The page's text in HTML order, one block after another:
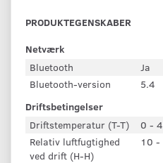
PRODUKTEGENSKABER
Netværk
Bluetooth
Ja
Bluetooth-version
5.4
Driftsbetingelser
Driftstemperatur (T-T)
0 -
Relativ luftfugtighed
ved drift (H-H)
10 -